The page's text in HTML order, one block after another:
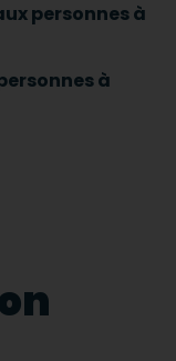
personnes à
à